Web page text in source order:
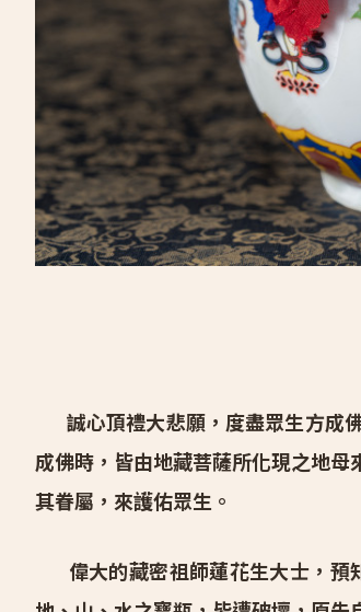
請供香塔
佛龕
經轉輪
供佛法器
請供度母法本
誠心頂禮大悲願，度盡眾生方成
成佛時，皆由地藏菩薩所化現之地
其眷屬，來護佑眾生。
偉大的藏密祖師蓮花生大士，